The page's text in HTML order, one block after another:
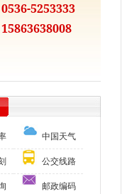
0536-5253333
15863638008
中国天气
公交线路
邮政编码